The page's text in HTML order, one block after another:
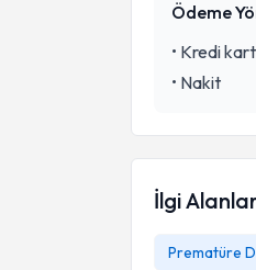
Ödeme
• Kredi
• Nakit
İlgi
Prematüre